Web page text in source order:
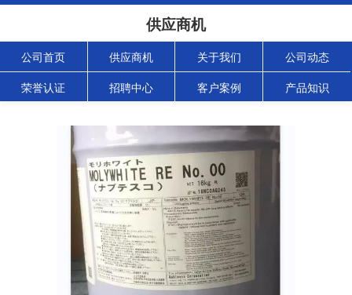
供应商机
公司首页 供应商机 关于我们 公司动态
荣誉认证 招聘中心 客户案例 产品知识